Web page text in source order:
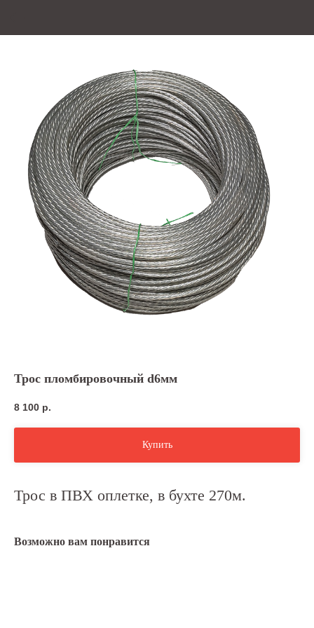
Трос пломбировочный d6мм
8 100 р.
Купить
Трос в ПВХ оплетке, в бухте 270м.
Возможно вам понравится